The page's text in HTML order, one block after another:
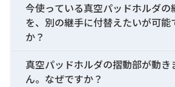
今使っている真空パッドホルダの
を、別の継手に付替えたいが可能
か？
真空パッドホルダの摺動部が動き
ん。なぜですか？